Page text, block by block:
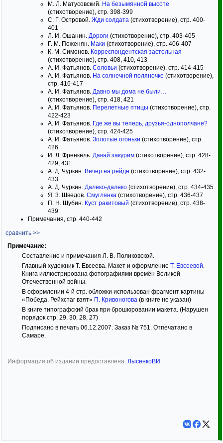
М. Л. Матусовский. На безымянной высоте
(стихотворение), стр. 398-399
С. Г. Островой. Жди солдата (стихотворение), стр. 400-
401
Л. И. Ошанин. Дороги (стихотворение), стр. 403-405
Г. М. Поженян. Маки (стихотворение), стр. 406-407
К. М. Симонов. Корреспондентская застольная
(стихотворение), стр. 408, 410, 413
А. И. Фатьянов. Соловьи (стихотворение), стр. 414-415
А. И. Фатьянов. На солнечной поляночке (стихотворение),
стр. 416-417
А. И. Фатьянов. Давно мы дома не были…
(стихотворение), стр. 418, 421
А. И. Фатьянов. Перелетные птицы (стихотворение), стр.
422-423
А. И. Фатьянов. Где же вы теперь, друзья-однополчане?
(стихотворение), стр. 424-425
А. И. Фатьянов. Золотые огоньки (стихотворение), стр.
426
И. Л. Френкель. Давай закурим (стихотворение), стр. 428-
429, 431
А. Д. Чуркин. Вечер на рейде (стихотворение), стр. 432-
433
А. Д. Чуркин. Далеко-далеко (стихотворение), стр. 434-435
Я. 3. Шведов. Смуглянка (стихотворение), стр. 436-437
П. Н. Шубин. Куст ракитовый (стихотворение), стр. 438-
439
Примечания, стр. 440-442
сравнить >>
Примечание:
Составление и примечания Л. В. Поликовской.
Главный художник Т. Евсеева. Макет и оформление Т. Евсеевой.
Книга иллюстрирована фотографиями времён Великой
Отечественной войны.
В оформлении 4-й стр. обложки использован фрагмент картины
«Победа. Рейхстаг взят» П. Кривоногова(в книге не указан)
В книге типографский брак при брошюровании макета. (Нарушен
порядок стр. 29, 30, 28, 27)
Подписано в печать 06.12.2007. Заказ № 751. Отпечатано в
Самаре.
Информация об издании предоставлена: ЛысенкоВИ